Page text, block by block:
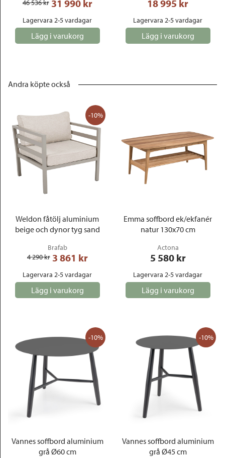
46 536 kr 31 990 kr
Lagervara 2-5 vardagar
Lägg i varukorg
18 995 kr
Lagervara 2-5 vardagar
Lägg i varukorg
Andra köpte också
-10%
Weldon fåtölj aluminium
beige och dynor tyg sand
Brafab
4 290 kr 3 861 kr
Lagervara 2-5 vardagar
Lägg i varukorg
Emma soffbord ek/ekfanér
natur 130x70 cm
Actona
5 580 kr
Lagervara 2-5 vardagar
Lägg i varukorg
-10%
Vannes soffbord aluminium
grå Ø60 cm
-10%
Vannes soffbord aluminium
grå Ø45 cm